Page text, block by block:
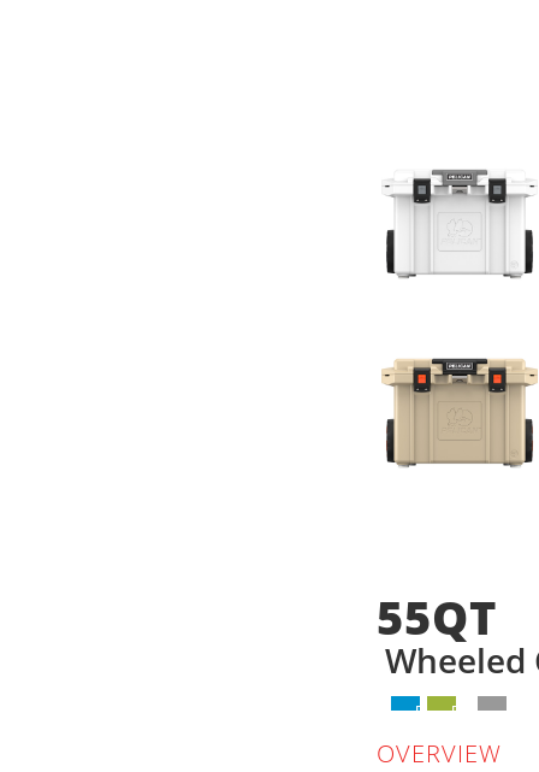
55QT
Wheeled
DEALER
B2B /GET
OVERVIEW